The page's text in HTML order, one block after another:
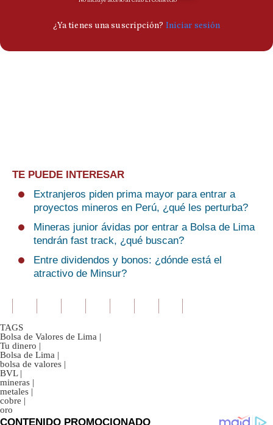
TE PUEDE INTERESAR
Extranjeros piden prima mayor para entrar a
proyectos mineros en Perú, ¿qué les perturba?
Mineras junior ávidas por entrar a Bolsa de Lima
tendrán fast track, ¿qué buscan?
Entre dividendos y bonos: ¿dónde está el
atractivo de Minsur?
TAGS
Bolsa de Valores de Lima |
Tu dinero |
Bolsa de Lima |
bolsa de valores |
BVL |
mineras |
metales |
cobre |
oro